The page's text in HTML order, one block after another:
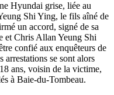
Hyundai grise, liée au
Shi Ying, le fils aîné de
un accord, signé de sa
et Chris Allan Yeung Shi
confié aux enquêteurs de
se sont alors
ans, voisin de la victime,
à Baie-du-Tombeau.